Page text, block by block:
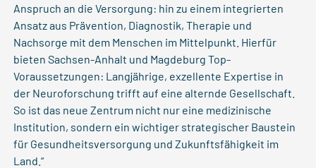
Anspruch an die Versorgung: hin zu einem integrierten
Ansatz aus Prävention, Diagnostik, Therapie und
Nachsorge mit dem Menschen im Mittelpunkt. Hierfür
bieten Sachsen-Anhalt und Magdeburg Top-
Voraussetzungen: Langjährige, exzellente Expertise in
der Neuroforschung trifft auf eine alternde Gesellschaft.
So ist das neue Zentrum nicht nur eine medizinische
Institution, sondern ein wichtiger strategischer Baustein
für Gesundheitsversorgung und Zukunftsfähigkeit im
Land.“